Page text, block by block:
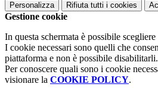
Personalizza Rifiuta tutti i cookies
Gestione cookie
In questa schermata è possibile
I cookie necessari sono quelli che
piattaforma e non è possibile disabilitarli.
Per conoscere quali sono i cookie
visionare la COOKIE POLICY.